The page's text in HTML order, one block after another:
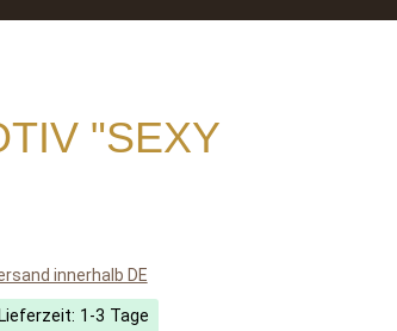
"SEXY
innerhalb DE
1-3 Tage